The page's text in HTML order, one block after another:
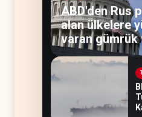
ABD'den Rus
alan ülkelere
varan gümrük